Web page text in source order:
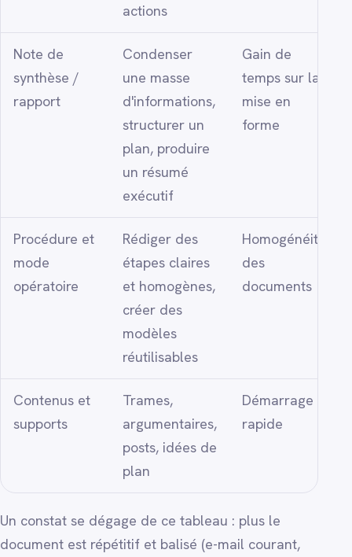
actions
Note de
synthèse /
rapport
Condenser
une masse
d'informations,
structurer un
plan, produire
un résumé
exécutif
Gain de
temps sur la
mise en
forme
Procédure et
mode
opératoire
Rédiger des
étapes claires
et homogènes,
créer des
modèles
réutilisables
Homogénéité
des
documents
Contenus et
supports
Trames,
argumentaires,
posts, idées de
plan
Démarrage
rapide
Un constat se dégage de ce tableau : plus le
document est répétitif et balisé (e-mail courant,